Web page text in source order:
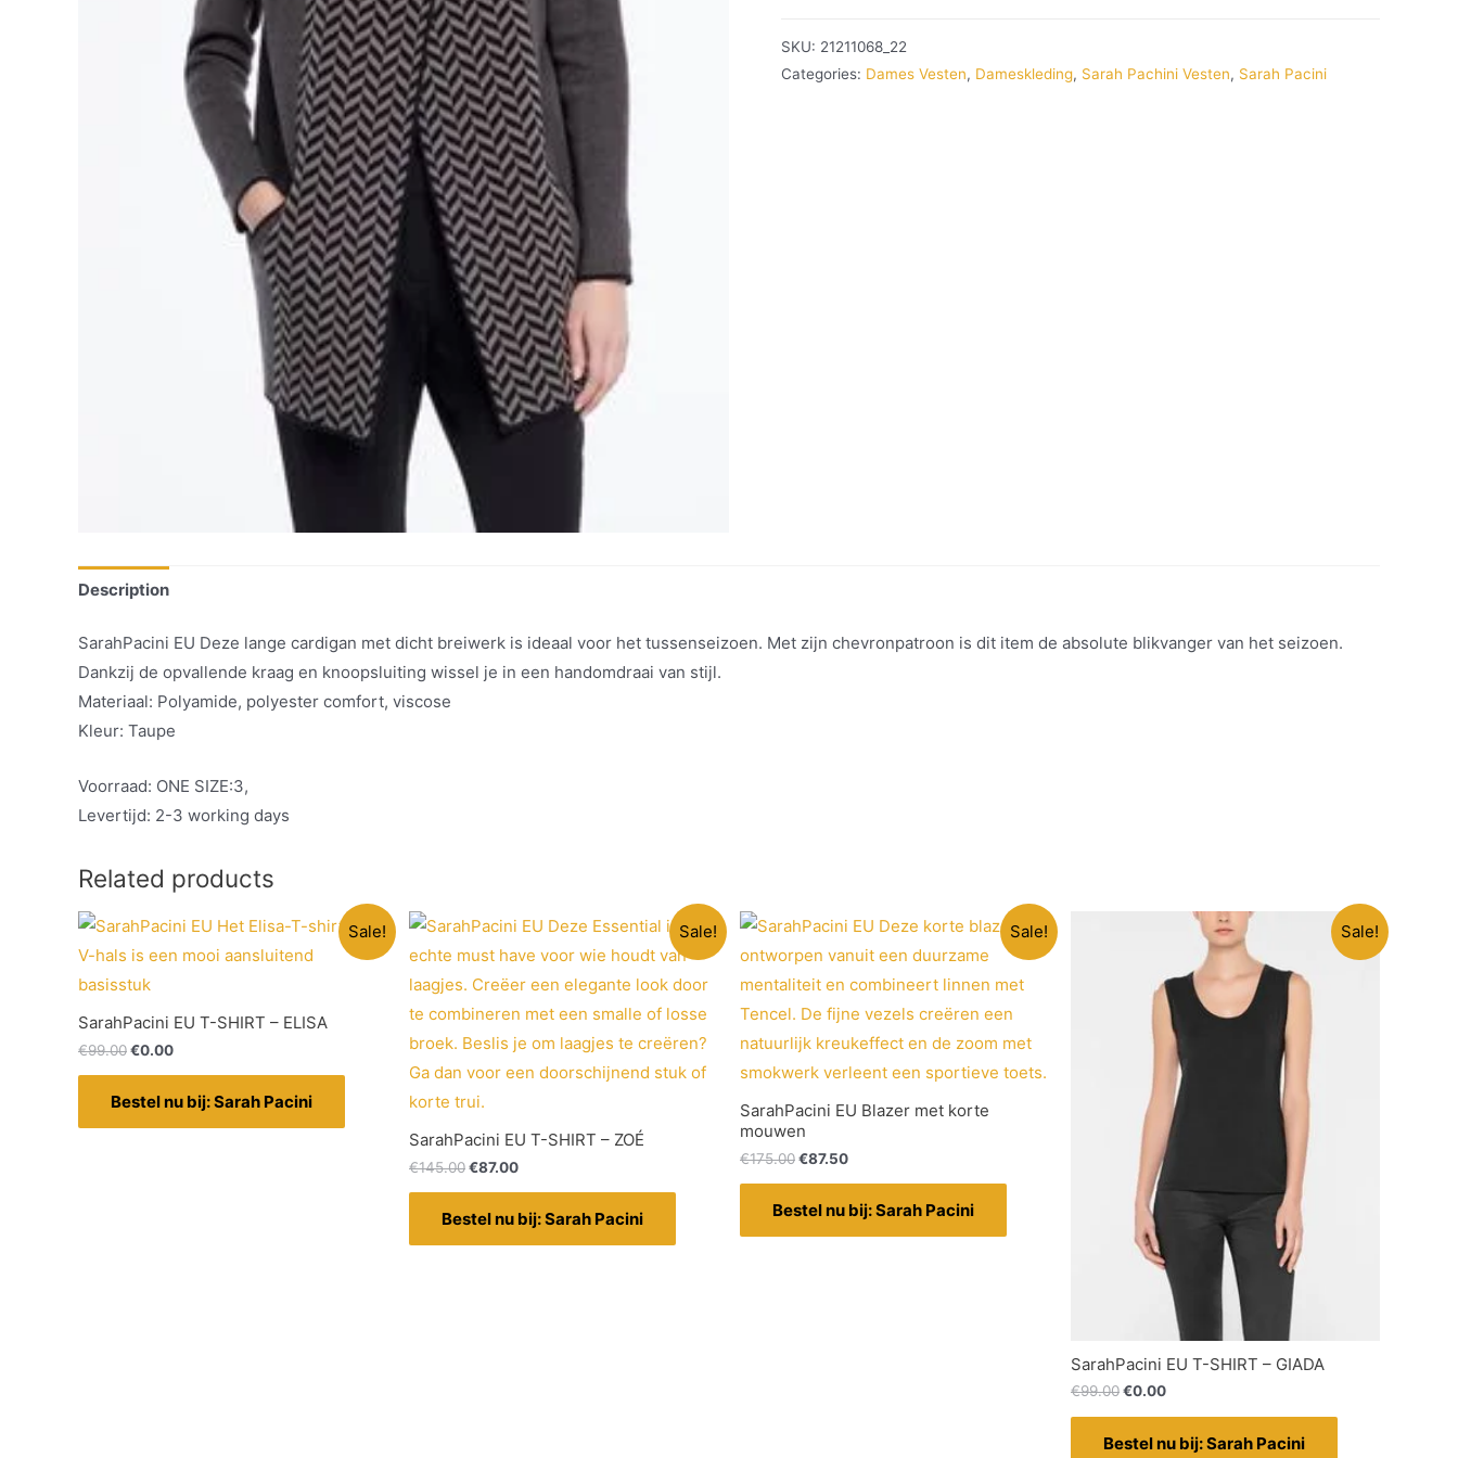
SKU: 21211068_22
Categories: Dames Vesten, Dameskleding, Sarah Pachini Vesten, Sarah Pacini
Description
SarahPacini EU Deze lange cardigan met dicht breiwerk is ideaal voor het tussenseizoen. Met zijn chevronpatroon is dit item de absolute blikvanger van het seizoen.
Dankzij de opvallende kraag en knoopsluiting wissel je in een handomdraai van stijl.
Materiaal: Polyamide, polyester comfort, viscose
Kleur: Taupe
Voorraad: ONE SIZE:3,
Levertijd: 2-3 working days
Related products
Sale!
SarahPacini EU T-SHIRT – ELISA
€99.00€0.00
Bestel nu bij: Sarah Pacini
Sale!
SarahPacini EU T-SHIRT – ZOÉ
€145.00€87.00
Bestel nu bij: Sarah Pacini
Sale!
SarahPacini EU Blazer met korte
mouwen
€175.00€87.50
Bestel nu bij: Sarah Pacini
Sale!
SarahPacini EU T-SHIRT – GIADA
€99.00€0.00
Bestel nu bij: Sarah Pacini